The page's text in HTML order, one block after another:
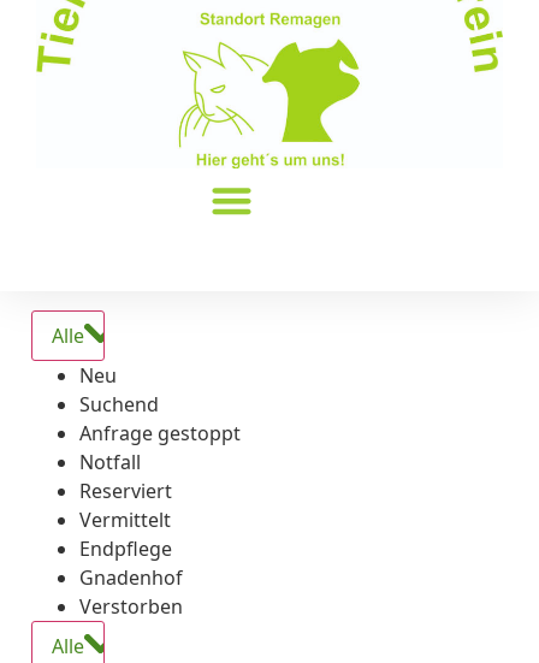
Alle
Neu
Suchend
Anfrage gestoppt
Notfall
Reserviert
Vermittelt
Endpflege
Gnadenhof
Verstorben
Alle